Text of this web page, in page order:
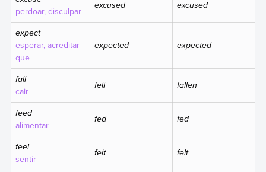
perdoar, disculpar excused excused
expect
esperar, acreditar
que
expected expected
fall
cair fell fallen
feed
alimentar fed fed
feel
sentir felt felt